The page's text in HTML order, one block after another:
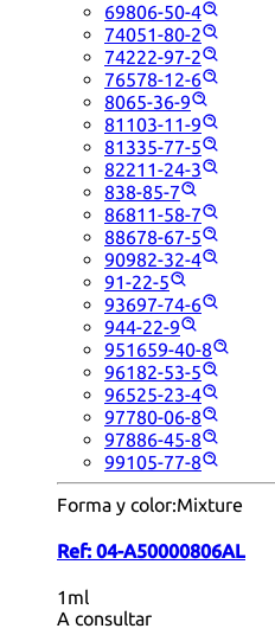
69806-50-4
74051-80-2
74222-97-2
76578-12-6
8065-36-9
81103-11-9
81335-77-5
82211-24-3
838-85-7
86811-58-7
88678-67-5
90982-32-4
91-22-5
93697-74-6
944-22-9
951659-40-8
96182-53-5
96525-23-4
97780-06-8
97886-45-8
99105-77-8
Forma y color:Mixture
Ref: 04-A50000806AL
1ml
A consultar